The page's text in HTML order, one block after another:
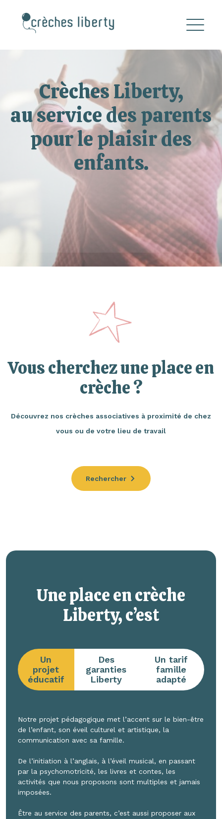
Crèches Liberty,
au service des parents
pour le plaisir des
enfants.
Vous cherchez une place en
crèche ?
Découvrez nos crèches associatives à proximité de chez
vous ou de votre lieu de travail
Rechercher
Une place en crèche
Liberty, c’est
Un
projet
éducatif
Des
garanties
Liberty
Un tarif
famille
adapté
Notre projet pédagogique met l’accent sur le bien-être
de l’enfant, son éveil culturel et artistique, la
communication avec sa famille.
De l’initiation à l’anglais, à l’éveil musical, en passant
par la psychomotricité, les livres et contes, les
activités que nous proposons sont multiples et jamais
imposées.
Être au service des parents, c’est aussi proposer aux